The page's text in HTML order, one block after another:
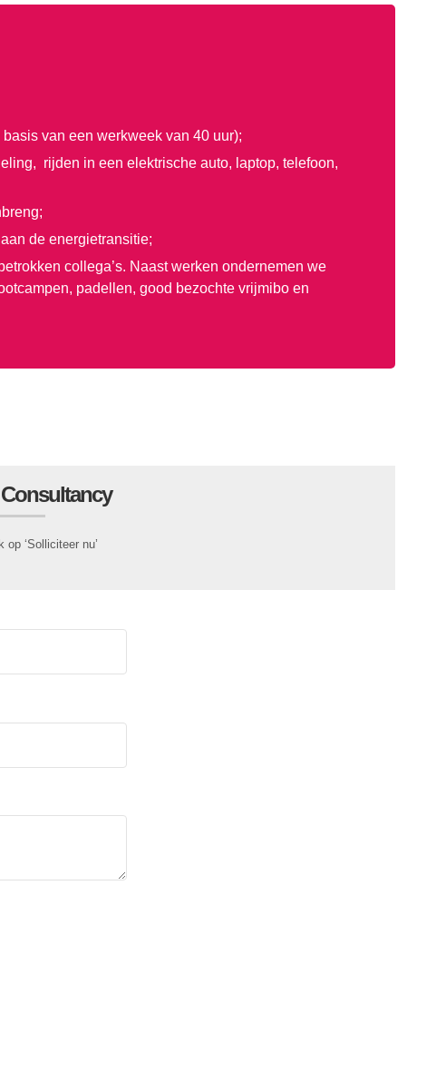
van een werkweek van 40 uur);
rijden in een elektrische auto, laptop, telefoon,
de energietransitie;
collega’s. Naast werken ondernemen we
padellen, good bezochte vrijmibo en
‘Solliciteer nu’